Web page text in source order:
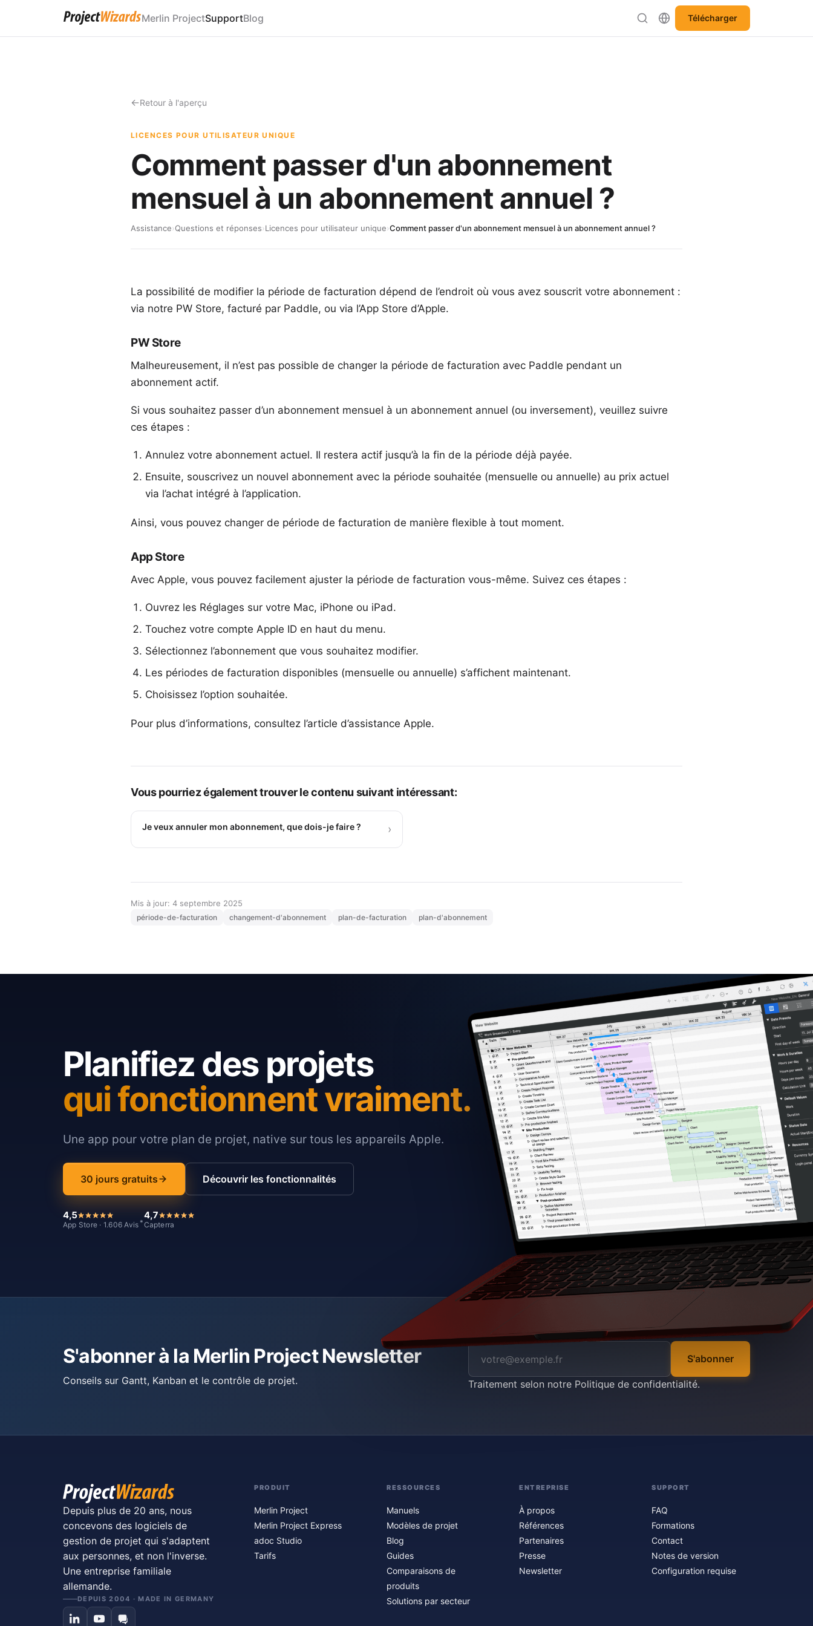
Merlin ProjectSupportBlog Télécharger
Retour à l'aperçu
LICENCES POUR UTILISATEUR UNIQUE
Comment passer d'un abonnement
mensuel à un abonnement annuel ?
Assistance›Questions et réponses›Licences pour utilisateur unique›Comment passer d'un abonnement mensuel à un abonnement annuel ?
La possibilité de modifier la période de facturation dépend de l’endroit où vous avez souscrit votre abonnement :
via notre PW Store, facturé par Paddle, ou via l’App Store d’Apple.
PW Store
Malheureusement, il n’est pas possible de changer la période de facturation avec Paddle pendant un
abonnement actif.
Si vous souhaitez passer d’un abonnement mensuel à un abonnement annuel (ou inversement), veuillez suivre
ces étapes :
Annulez votre abonnement actuel. Il restera actif jusqu’à la fin de la période déjà payée.
Ensuite, souscrivez un nouvel abonnement avec la période souhaitée (mensuelle ou annuelle) au prix actuel
via l’achat intégré à l’application.
Ainsi, vous pouvez changer de période de facturation de manière flexible à tout moment.
App Store
Avec Apple, vous pouvez facilement ajuster la période de facturation vous-même. Suivez ces étapes :
Ouvrez les Réglages sur votre Mac, iPhone ou iPad.
Touchez votre compte Apple ID en haut du menu.
Sélectionnez l’abonnement que vous souhaitez modifier.
Les périodes de facturation disponibles (mensuelle ou annuelle) s’affichent maintenant.
Choisissez l’option souhaitée.
Pour plus d’informations, consultez l’article d’assistance Apple.
Vous pourriez également trouver le contenu suivant intéressant:
Je veux annuler mon abonnement, que dois-je faire ? ›
Mis à jour: 4 septembre 2025
période-de-facturation changement-d'abonnement plan-de-facturation plan-d'abonnement
Planifiez des projets
qui fonctionnent vraiment.
Une app pour votre plan de projet, native sur tous les appareils Apple.
30 jours gratuits Découvrir les fonctionnalités
4,5
App Store · 1.606 Avis *
4,7
Capterra
S'abonner à la Merlin Project Newsletter
Conseils sur Gantt, Kanban et le contrôle de projet.
S'abonner
Traitement selon notre Politique de confidentialité.
Depuis plus de 20 ans, nous
concevons des logiciels de
gestion de projet qui s'adaptent
aux personnes, et non l'inverse.
Une entreprise familiale
allemande.
DEPUIS 2004 · MADE IN GERMANY
PRODUIT
Merlin Project
Merlin Project Express
adoc Studio
Tarifs
RESSOURCES
Manuels
Modèles de projet
Blog
Guides
Comparaisons de
produits
Solutions par secteur
ENTREPRISE
À propos
Références
Partenaires
Presse
Newsletter
SUPPORT
FAQ
Formations
Contact
Notes de version
Configuration requise